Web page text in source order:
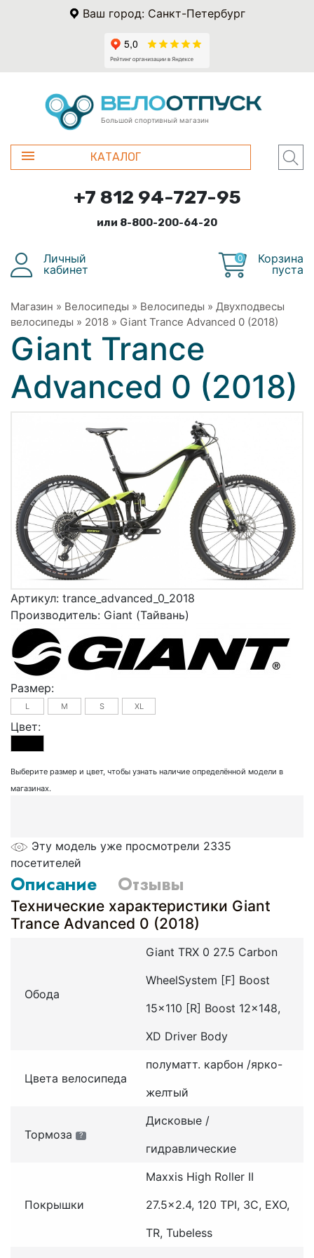
Ваш город: Санкт-Петербург
Большой спортивный магазин
КАТАЛОГ
+7 812 94-727-95
или 8-800-200-64-20
Личный
кабинет
0
Корзина
пуста
Магазин » Велосипеды » Велосипеды » Двухподвесы
велосипеды » 2018 » Giant Trance Advanced 0 (2018)
Giant Trance
Advanced 0 (2018)
Артикул: trance_advanced_0_2018
Производитель: Giant (Тайвань)
Размер:
L M S XL
Цвет:
Выберите размер и цвет, чтобы узнать наличие определённой модели в
магазинах.
Эту модель уже просмотрели 2335
посетителей
Описание Отзывы
Технические характеристики Giant
Trance Advanced 0 (2018)
Обода
Giant TRX 0 27.5 Carbon
WheelSystem [F] Boost
15x110 [R] Boost 12x148,
XD Driver Body
Цвета велосипеда
полуматт. карбон /ярко-
желтый
Тормоза ?
Дисковые /
гидравлические
Покрышки
Maxxis High Roller II
27.5x2.4, 120 TPI, 3C, EXO,
TR, Tubeless